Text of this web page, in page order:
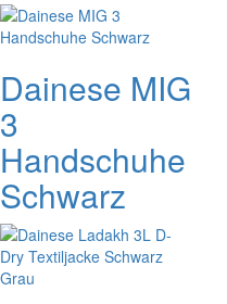
Dainese MIG
3
Handschuhe
Schwarz